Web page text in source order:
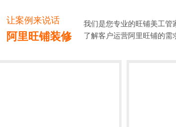
让案例来说话
阿里旺铺装修
我们是您专业的旺铺美工管
了解客户运营阿里旺铺的需